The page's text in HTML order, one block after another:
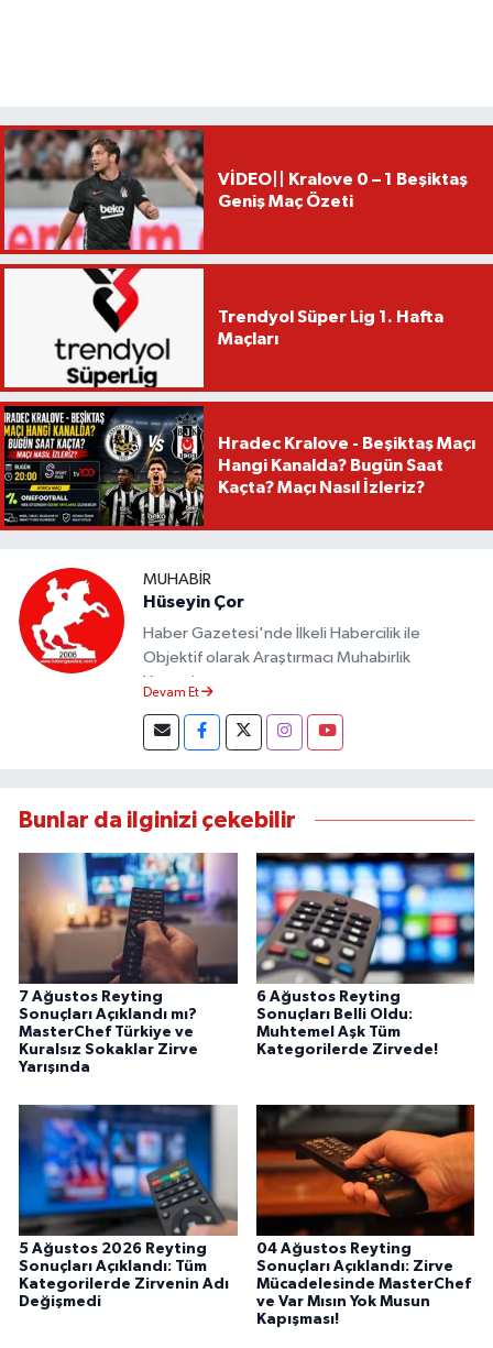
VİDEO|| Kralove 0 – 1 Beşiktaş
Geniş Maç Özeti
Trendyol Süper Lig 1. Hafta
Maçları
Hradec Kralove - Beşiktaş Maçı
Hangi Kanalda? Bugün Saat
Kaçta? Maçı Nasıl İzleriz?
MUHABIR
Hüseyin Çor
Haber Gazetesi'nde İlkeli Habercilik ile
Objektif olarak Araştırmacı Muhabirlik
Yapmaktayım.
Devam Et
Bunlar da ilginizi çekebilir
7 Ağustos Reyting
Sonuçları Açıklandı mı?
MasterChef Türkiye ve
Kuralsız Sokaklar Zirve
Yarışında
6 Ağustos Reyting
Sonuçları Belli Oldu:
Muhtemel Aşk Tüm
Kategorilerde Zirvede!
5 Ağustos 2026 Reyting
Sonuçları Açıklandı: Tüm
Kategorilerde Zirvenin Adı
Değişmedi
04 Ağustos Reyting
Sonuçları Açıklandı: Zirve
Mücadelesinde MasterChef
ve Var Mısın Yok Musun
Kapışması!